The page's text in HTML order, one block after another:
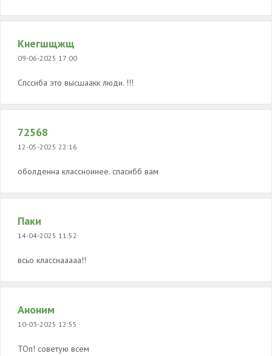
Кнегшщжщ
09-06-2025 17:00
Спссиба это высшаакк люди. !!!
72568
12-05-2025 22:16
оболденна классноииее. спасибб вам
Паки
14-04-2025 11:52
всьо класснааааа!!
Аноним
10-03-2025 12:55
ТОп! советую всем